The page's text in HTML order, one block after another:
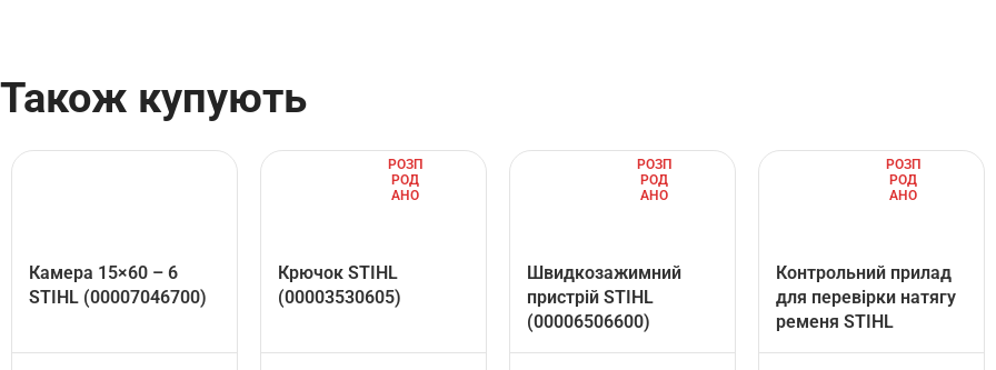
Також купують
Камера 15×60 – 6
STIHL (00007046700)
РОЗП
РОД
АНО
Крючок STIHL
(00003530605)
РОЗП
РОД
АНО
Швидкозажимний
пристрій STIHL
(00006506600)
РОЗП
РОД
АНО
Контрольний прилад
для перевірки натягу
ременя STIHL